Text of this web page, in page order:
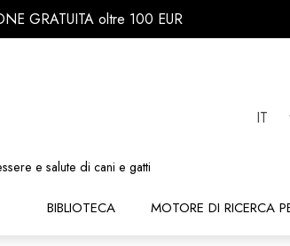
GRATUITA oltre 100 EUR
e salute di cani e gatti
IT
BIBLIOTECA MOTORE DI RICERCA